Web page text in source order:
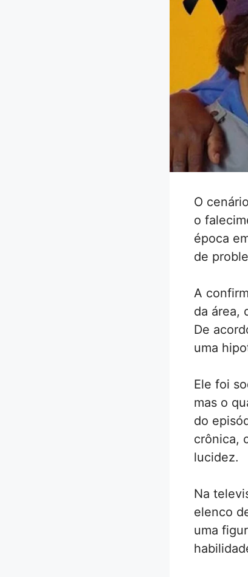
O
o
época
de
A
da área,
De
uma
Ele foi
mas o
do
crônica,
lucidez.
Na
elenco
uma